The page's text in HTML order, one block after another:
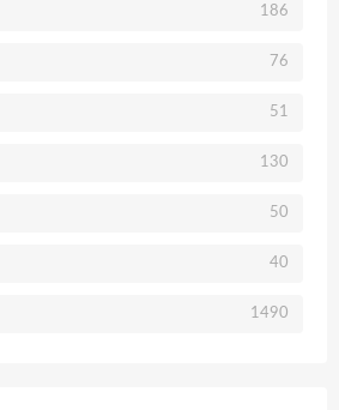
186
76
51
130
50
40
1490